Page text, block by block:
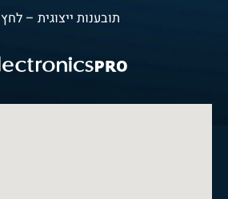
תובענות ייצוגית –